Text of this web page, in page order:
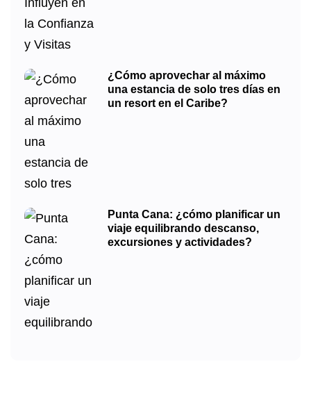
¿Cómo aprovechar al máximo
una estancia de solo tres días en
un resort en el Caribe?
Punta Cana: ¿cómo planificar un
viaje equilibrando descanso,
excursiones y actividades?